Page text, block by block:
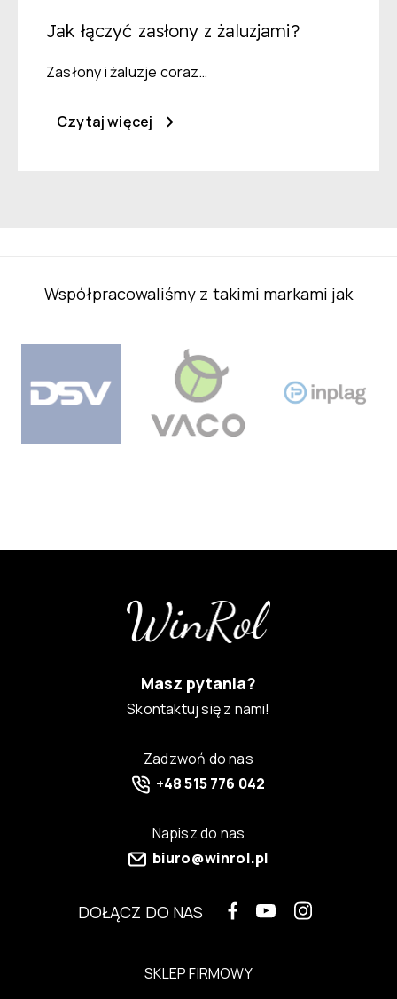
Jak łączyć zasłony z żaluzjami?
Zasłony i żaluzje coraz…
Czytaj więcej
Współpracowaliśmy z takimi markami jak
Masz pytania?
Skontaktuj się z nami!
Zadzwoń do nas
+48 515 776 042
Napisz do nas
biuro@winrol.pl
DOŁĄCZ DO NAS
SKLEP FIRMOWY